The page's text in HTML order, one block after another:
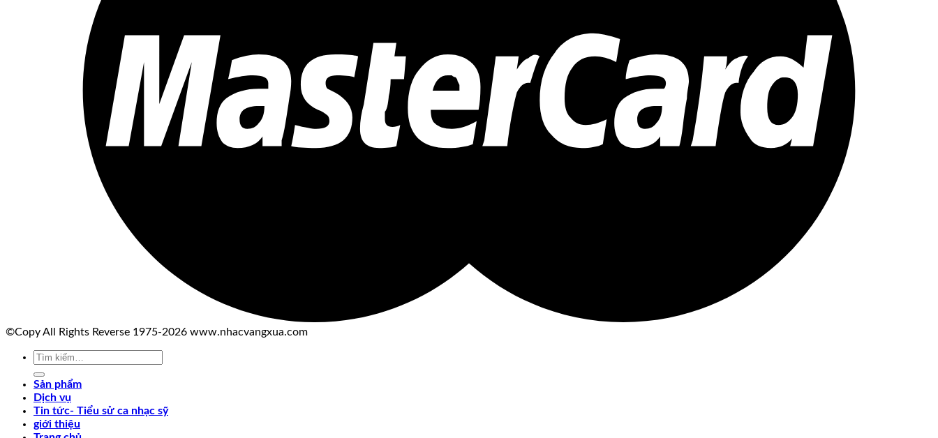
©Copy All Rights Reverse 1975-2026 www.nhacvangxua.com
Tìm
Sản phẩm
Dịch vụ
Tin tức- Tiểu sử ca nhạc sỹ
giới thiệu